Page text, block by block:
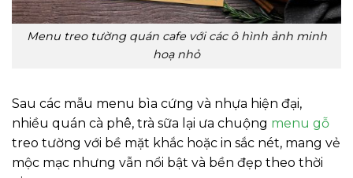
Menu treo tường quán cafe với các ô hình ảnh minh
hoạ nhỏ
Sau các mẫu menu bìa cứng và nhựa hiện đại,
nhiều quán cà phê, trà sữa lại ưa chuộng menu gỗ
treo tường với bề mặt khắc hoặc in sắc nét, mang vẻ
mộc mạc nhưng vẫn nổi bật và bền đẹp theo thời